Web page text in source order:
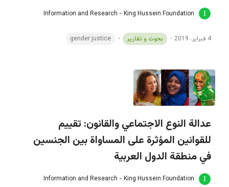
Information and Research - King Hussein Foundation
4 فبراير، 2019 بحوث و تقارير gender justice
عدالة النوع الاجتماعي والقانون: تقييم
للقوانين المؤثرة على المساواة بين الجنسين
في منطقة الدول العربية
Information and Research - King Hussein Foundation